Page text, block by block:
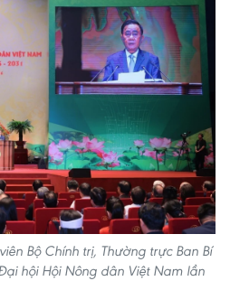
Bộ Chính trị, Thường trực Ban Bí
hội Hội Nông dân Việt Nam lần